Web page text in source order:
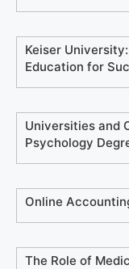
Keiser
Education for
Universities and
Psychology
Online
The Role of